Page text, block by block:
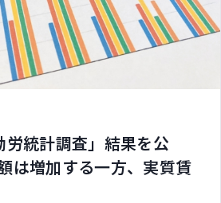
統計調査」結果を公
増加する一方、実質賃